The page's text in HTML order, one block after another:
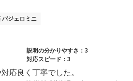
パジェロミニ
説明の分かりやすさ：3
対応スピード：3
応良く丁寧でした。